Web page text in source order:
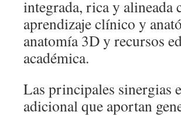
integrada, rica y alineada
aprendizaje clínico y
anatomía 3D y recursos
académica.
Las principales sinergias
adicional que aportan